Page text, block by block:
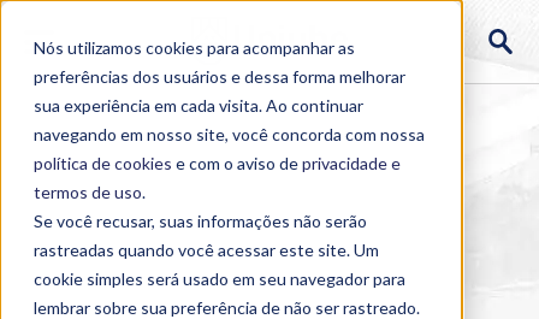
Nós utilizamos cookies para acompanhar as
preferências dos usuários e dessa forma melhorar
sua experiência em cada visita. Ao continuar
navegando em nosso site, você concorda com nossa
política de cookies e com o aviso deprivacidade e
termos de uso.
Se você recusar, suas informações não serão
rastreadas quando você acessar este site. Um
cookie simples será usado em seu navegador para
lembrar sobre sua preferência de não ser rastreado.